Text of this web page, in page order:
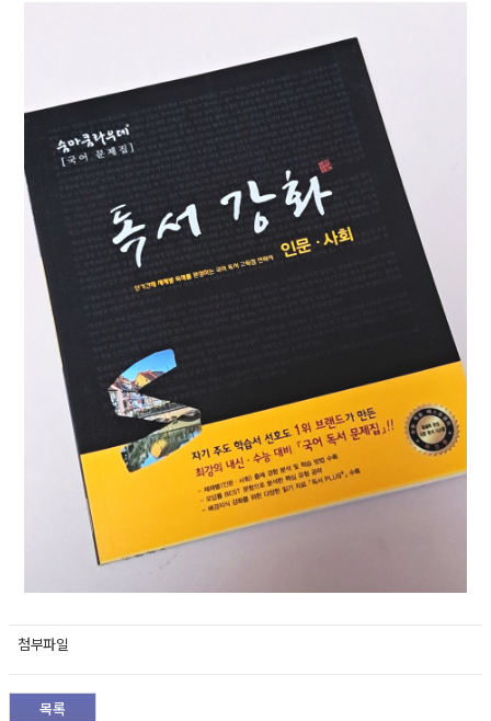
첨부파일
목록